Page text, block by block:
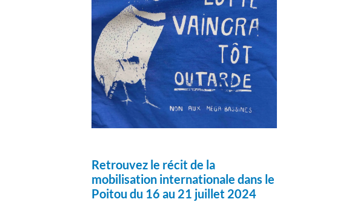
Retrouvez le récit de la
mobilisation internationale dans le
Poitou du 16 au 21 juillet 2024